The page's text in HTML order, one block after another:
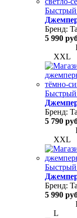
Бренд:
5 990
XXL
Бренд:
5 790
XXL
Бренд:
5 990
L